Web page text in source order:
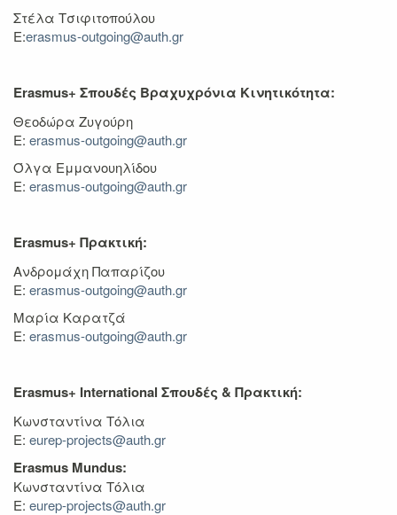
Στέλα Τσιφιτοπούλου
E:erasmus-outgoing@auth.gr
Erasmus+ Σπουδές Βραχυχρόνια Κινητικότητα:
Θεοδώρα Ζυγούρη
E: erasmus-outgoing@auth.gr
Όλγα Εμμανουηλίδου
E: erasmus-outgoing@auth.gr
Erasmus+ Πρακτική:
Ανδρομάχη Παπαρίζου
Ε: erasmus-outgoing@auth.gr
Μαρία Καρατζά
E: erasmus-outgoing@auth.gr
Erasmus+ International Σπουδές & Πρακτική:
Κωνσταντίνα Τόλια
Ε: eurep-projects@auth.gr
Erasmus Mundus:
Κωνσταντίνα Τόλια
Ε: eurep-projects@auth.gr